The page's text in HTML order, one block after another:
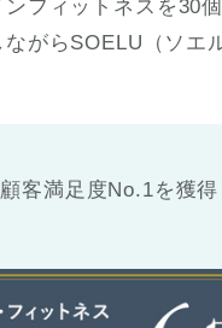
フィットネスを30
がらSOELU（ソエ
客満足度No.1を獲